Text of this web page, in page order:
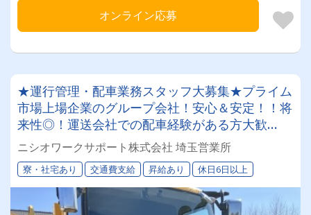
オンライン応募
★運行管理・配車業務スタッフ大募集★プライム
市場上場企業のグループ会社！安心＆安定！！将
来性◎！運送会社での配車経験がある方大歓
迎！！！
ニシオワークサポート株式会社 埼玉営業所
寮・社宅あり 交通費支給 昇給あり 休日6日以上